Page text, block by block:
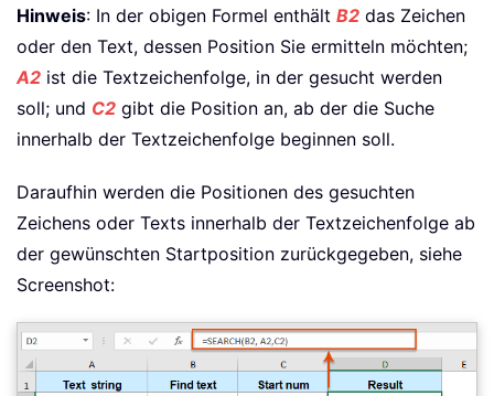
Hinweis: In der obigen Formel enthält B2 das Zeichen
oder den Text, dessen Position Sie ermitteln möchten;
A2 ist die Textzeichenfolge, in der gesucht werden
soll; und C2 gibt die Position an, ab der die Suche
innerhalb der Textzeichenfolge beginnen soll.
Daraufhin werden die Positionen des gesuchten
Zeichens oder Texts innerhalb der Textzeichenfolge ab
der gewünschten Startposition zurückgegeben, siehe
Screenshot: